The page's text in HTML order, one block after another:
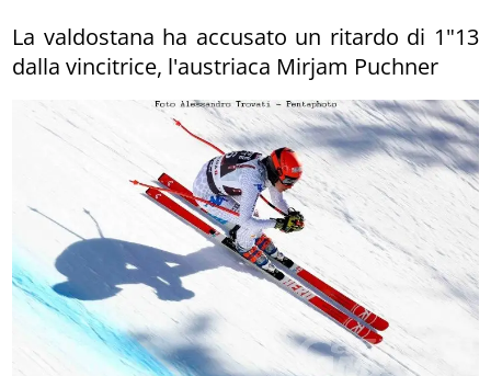
La valdostana ha accusato un ritardo di 1"13
dalla vincitrice, l'austriaca Mirjam Puchner